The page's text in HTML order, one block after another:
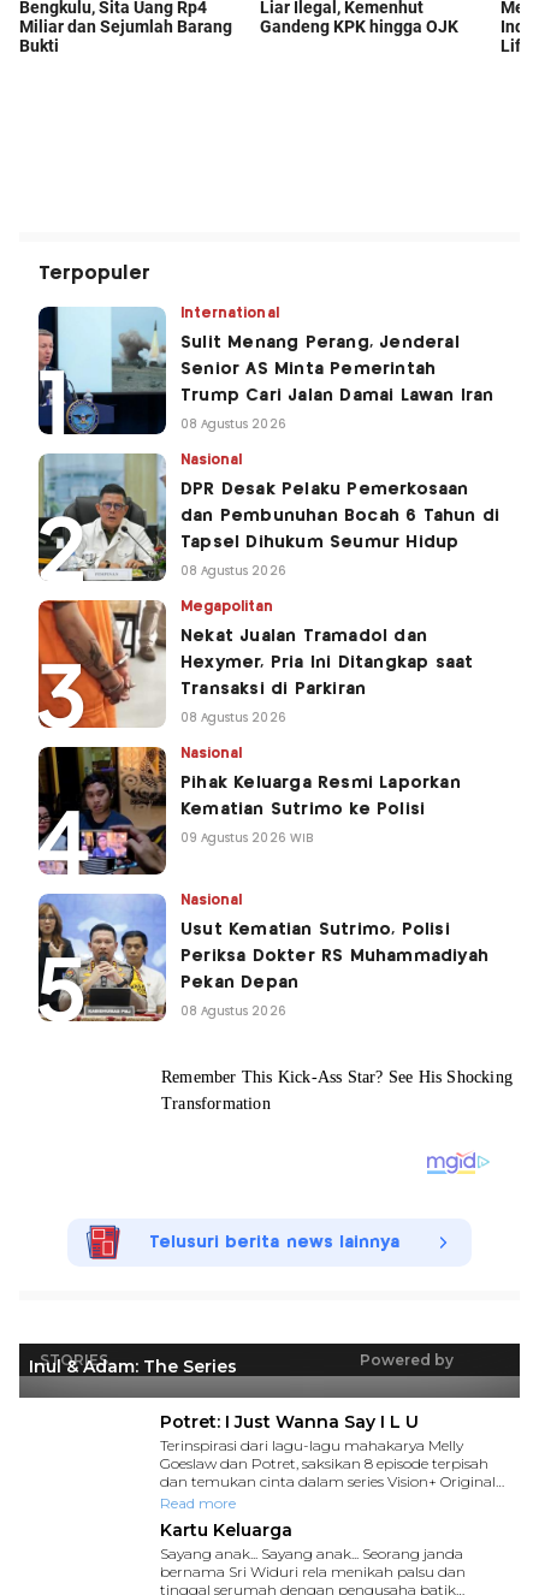
Terpopuler
International
Sulit Menang Perang, Jenderal
Senior AS Minta Pemerintah
Trump Cari Jalan Damai Lawan Iran
08 Agustus 2026
Nasional
DPR Desak Pelaku Pemerkosaan
dan Pembunuhan Bocah 6 Tahun di
Tapsel Dihukum Seumur Hidup
08 Agustus 2026
Megapolitan
Nekat Jualan Tramadol dan
Hexymer, Pria Ini Ditangkap saat
Transaksi di Parkiran
08 Agustus 2026
Nasional
Pihak Keluarga Resmi Laporkan
Kematian Sutrimo ke Polisi
09 Agustus 2026 WIB
Nasional
Usut Kematian Sutrimo, Polisi
Periksa Dokter RS Muhammadiyah
Pekan Depan
08 Agustus 2026
Telusuri berita news lainnya